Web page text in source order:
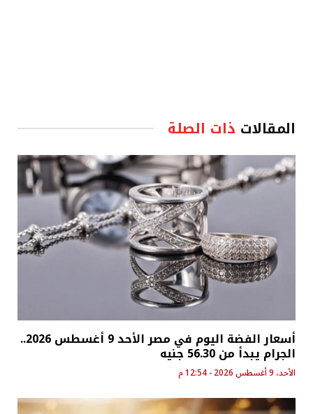
المقالات ذات الصلة
أسعار الفضة اليوم في مصر الأحد 9 أغسطس 2026..
الجرام يبدأ من 56.30 جنيه
الأحد، 9 أغسطس 2026 - 12:54 م